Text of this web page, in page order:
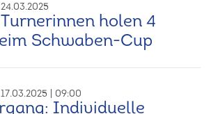
24.03.2025
holen 4
Schwaben-Cup
17.03.2025 09:00
Individuelle